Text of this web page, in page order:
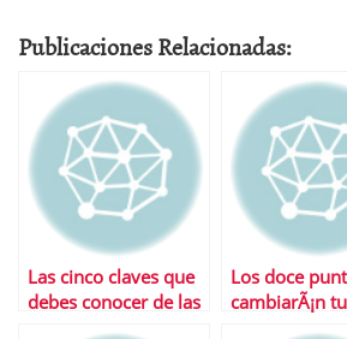
Publicaciones Relacionadas:
Las cinco claves que
debes conocer de las
Los doce
cambiarÃ¡n tu